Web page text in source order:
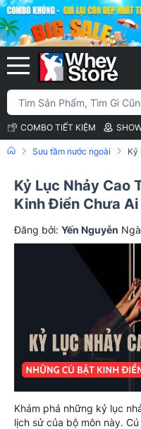
COMBO TIẾT KIỆM
Sưu tầm nước ngoài Kỷ
Kỷ Lục Nhảy Cao
Kinh Điển Chưa
Đăng bởi: Yến Nguyễn
Khám phá những kỷ lục
lịch sử của bộ môn này.